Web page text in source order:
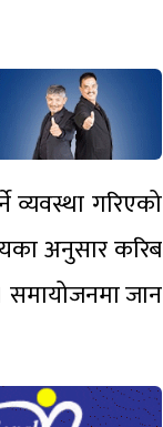
व्यवस्था गरिएको
अनुसार करिब
जान